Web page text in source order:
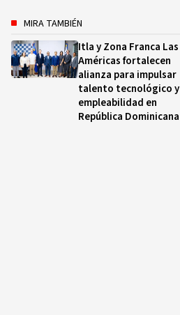
MIRA TAMBIÉN
Itla y Zona Franca Las
Américas fortalecen
alianza para impulsar
talento tecnológico y
empleabilidad en
República Dominicana